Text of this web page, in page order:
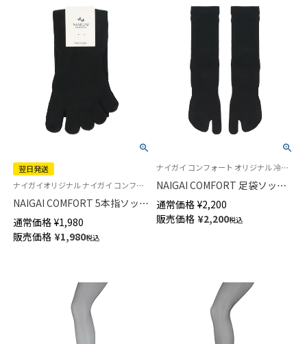
翌日発送
ナイガイオリジナル ナイガイ コンフォート ポリジン加工 五本指 紳士 靴下
NAIGAI COMFORT 5本指ソック
ス やみつきになる履き心地 親
指セパレート 綿混 ホールガー
メント メンズ 抗菌防臭 クルー
通常価格 ¥1,980
販売価格 ¥1,980税込
ナイガイ コンフォート オリジナル 冷えとり 靴下 にも最適 紳士 靴下 絹混
NAIGAI COMFORT 足袋ソック
ス ホールガーメント シルク混
メンズ 02300619
通常価格 ¥2,200
販売価格 ¥2,200税込